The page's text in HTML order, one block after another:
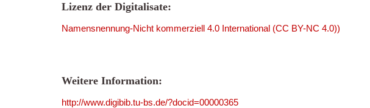
Lizenz der Digitalisate:
Namensnennung-Nicht kommerziell 4.0 International (CC BY-NC 4.0))
Weitere Information:
http://www.digibib.tu-bs.de/?docid=00000365